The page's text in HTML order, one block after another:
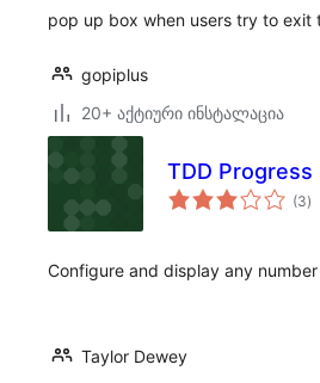
pop up box when users try to exit
gopiplus
20+ აქტიური ინსტალაცია
TDD Progress
(3)
Configure and display any
Taylor Dewey